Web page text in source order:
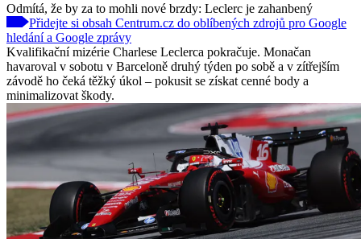
Odmítá, že by za to mohli nové brzdy: Leclerc je zahanbený
Přidejte si obsah Centrum.cz do oblíbených zdrojů pro Google
hledání a Google zprávy
Kvalifikační mizérie Charlese Leclerca pokračuje. Monačan
havaroval v sobotu v Barceloně druhý týden po sobě a v zítřejším
závodě ho čeká těžký úkol – pokusit se získat cenné body a
minimalizovat škody.